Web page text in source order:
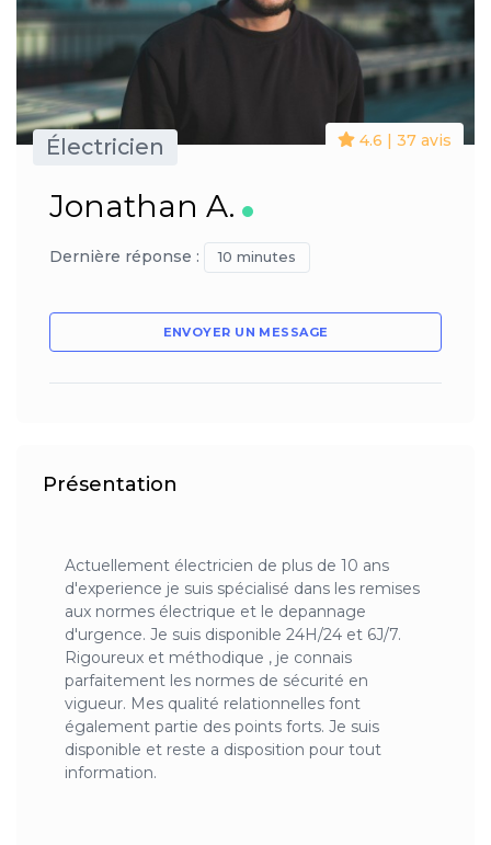
4.6 | 37 avis
Électricien
Jonathan A.
Dernière réponse : 10 minutes
ENVOYER UN MESSAGE
Présentation
Actuellement électricien de plus de 10 ans
d'experience je suis spécialisé dans les remises
aux normes électrique et le depannage
d'urgence. Je suis disponible 24H/24 et 6J/7.
Rigoureux et méthodique , je connais
parfaitement les normes de sécurité en
vigueur. Mes qualité relationnelles font
également partie des points forts. Je suis
disponible et reste a disposition pour tout
information.